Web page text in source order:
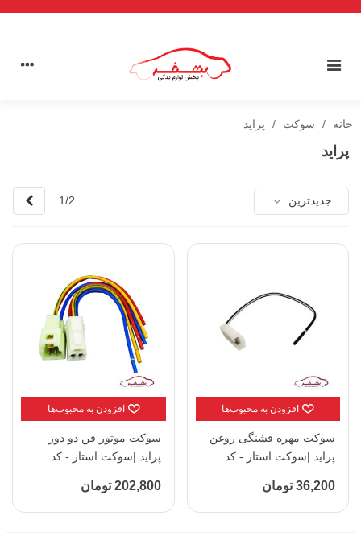
خانه / سوکت / پراید
پراید
جدیدترین 1/2
افزودن به محبوب‌ها
سوکت مهره فشنگی روغن
پراید |سوکت استار - کد
36,200 تومان
افزودن به محبوب‌ها
سوکت موتور فن دو دور
پراید |سوکت استار - کد
202,800 تومان